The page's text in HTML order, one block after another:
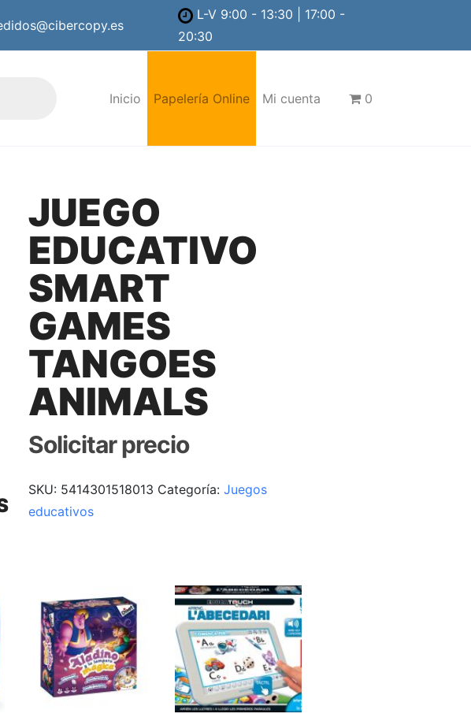
L-V 9:00 - 13:30 | 17:00 -
20:30
Inicio Papelería Online Mi cuenta 0
JUEGO
EDUCATIVO
SMART
GAMES
TANGOES
ANIMALS
Solicitar precio
SKU: 5414301518013 Categoría: Juegos
educativos